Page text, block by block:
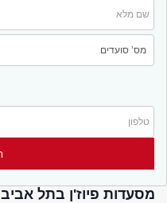
מסעדות פיוז'ן בתל אביב